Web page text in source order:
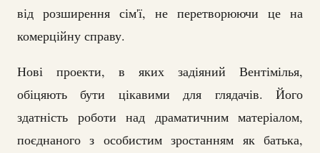
від розширення сім'ї, не перетворюючи це на
комерційну справу.
Нові проекти, в яких задіяний Вентімілья,
обіцяють бути цікавими для глядачів. Його
здатність роботи над драматичним матеріалом,
поєднаного з особистим зростанням як батька,